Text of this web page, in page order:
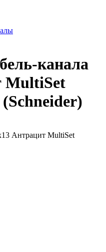
канала
MultiSet